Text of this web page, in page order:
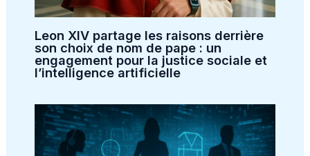
Leon XIV partage les raisons derrière
son choix de nom de pape : un
engagement pour la justice sociale et
l’intelligence artificielle